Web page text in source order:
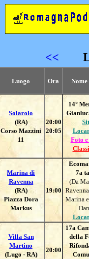
<<
Luogo Ora Nome
Solarolo
(RA)
Corso Mazzini
11
20:00
20:05
14°
Foto
Marina di
Ravenna
(RA)
Piazza Dora
Markus
19:00
7a
(Da
Marina
Villa San
Martino
(Lugo - RA)
20:00
17a
della